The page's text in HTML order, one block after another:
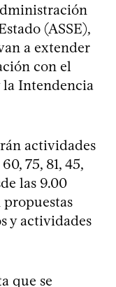
(ASSE),
a extender
con el
Intendencia
actividades
75, 81, 45,
las 9.00
propuestas
y actividades
que se